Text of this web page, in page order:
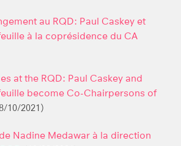
au RQD: Paul Caskey et
à la coprésidence du CA
at the RQD: Paul Caskey and
become Co-Chairpersons of
10/2021)
Nadine Medawar à la direction